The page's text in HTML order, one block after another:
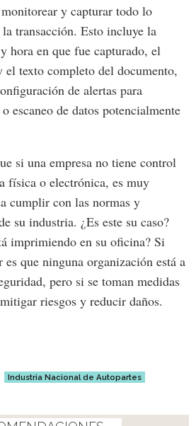
y capturar todo lo
transacción. Esto incluye la
hora en que fue capturado, el
texto completo del documento,
de alertas para
escaneo de datos potencialmente
si una empresa no tiene control
física o electrónica, es muy
cumplir con las normas y
su industria. ¿Es este su caso?
imprimiendo en su oficina? Si
es que ninguna organización está a
pero si se toman medidas
riesgos y reducir daños.
Industria Nacional de Autopartes